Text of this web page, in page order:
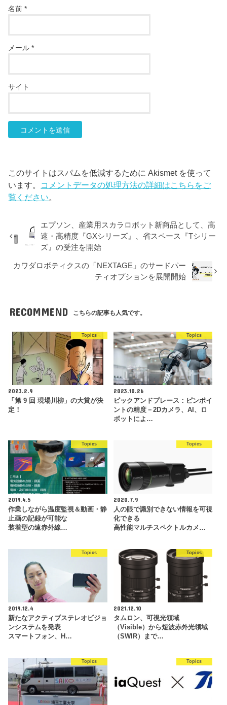
名前*
メール*
サイト
このサイトはスパムを低減するために Akismet を使って
います。 コメントデータの処理方法の詳細はこちらをご
覧ください
エプソン、産業用スカラロボット新商品として、高
速・高精度『GXシリーズ』、省スペース『Tシリー
ズ』の受注を開始
カワダロボティクスの「NEXTAGE」のサードパー
ティオプションを展開開始
RECOMMEND こちらの記事も人気です。
Topics
2023.2.9
「第 9 回 現場川柳」の大賞が決
定！
Topics
2023.10.26
ピックアンドプレース：ピンポイ
ントの精度－2Dカメラ、AI、ロ
ボットによ…
Topics
2019.4.5
作業しながら温度監視＆動画・静
止画の記録が可能な
装着型の遠赤外線…
Topics
2020.7.9
人の眼で識別できない情報を可視
化できる
高性能マルチスペクトルカメ…
Topics
2019.12.4
新たなアクティブステレオビジョ
ンシステムを発表
スマートフォン、H…
Topics
2021.12.10
タムロン、可視光領域
（Visible）から短波赤外光領域
（SWIR）まで…
Topics Topics